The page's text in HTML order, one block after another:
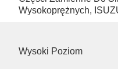
Wysokoprężnych,
Wysoki Poziom